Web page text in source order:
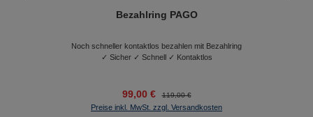
Bezahlring PAGO
Noch schneller kontaktlos bezahlen mit Bezahlring
✓ Sicher ✓ Schnell ✓ Kontaktlos
99,00 € 119,00 €
Preise inkl. MwSt. zzgl. Versandkosten